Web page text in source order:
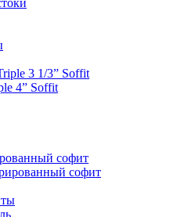
3 1/3” Soffit
4” Soffit
софит
софит